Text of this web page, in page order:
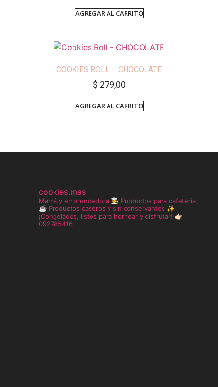
AGREGAR AL CARRITO
COOKIES ROLL – CHOCOLATE
$ 279,00
AGREGAR AL CARRITO
cookies.mas
Mamá y emprendedora 👩‍🍳 Productos para cafeteria
☕️ Productos caseros y sin conservantes ✨
¡Congelados, listos para hornear y disfrutar! 👉🏻
092785416